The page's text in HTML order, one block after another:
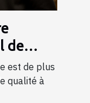
de
est de plus
qualité à